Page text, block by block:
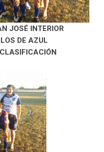
JOSÉ INTERIOR
DE AZUL